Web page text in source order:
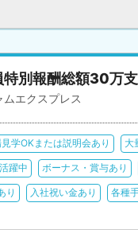
別報酬総額30万
エクスプレス
学OKまたは説明会あり 大
躍中 ボーナス・賞与あり
り 入社祝い金あり 各種